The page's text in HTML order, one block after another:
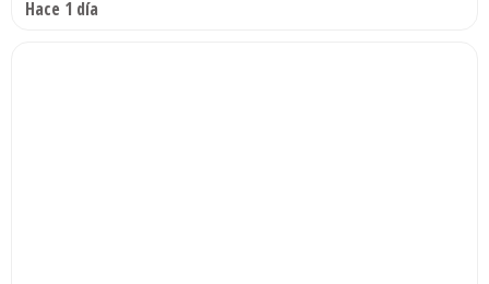
Hace 1 día